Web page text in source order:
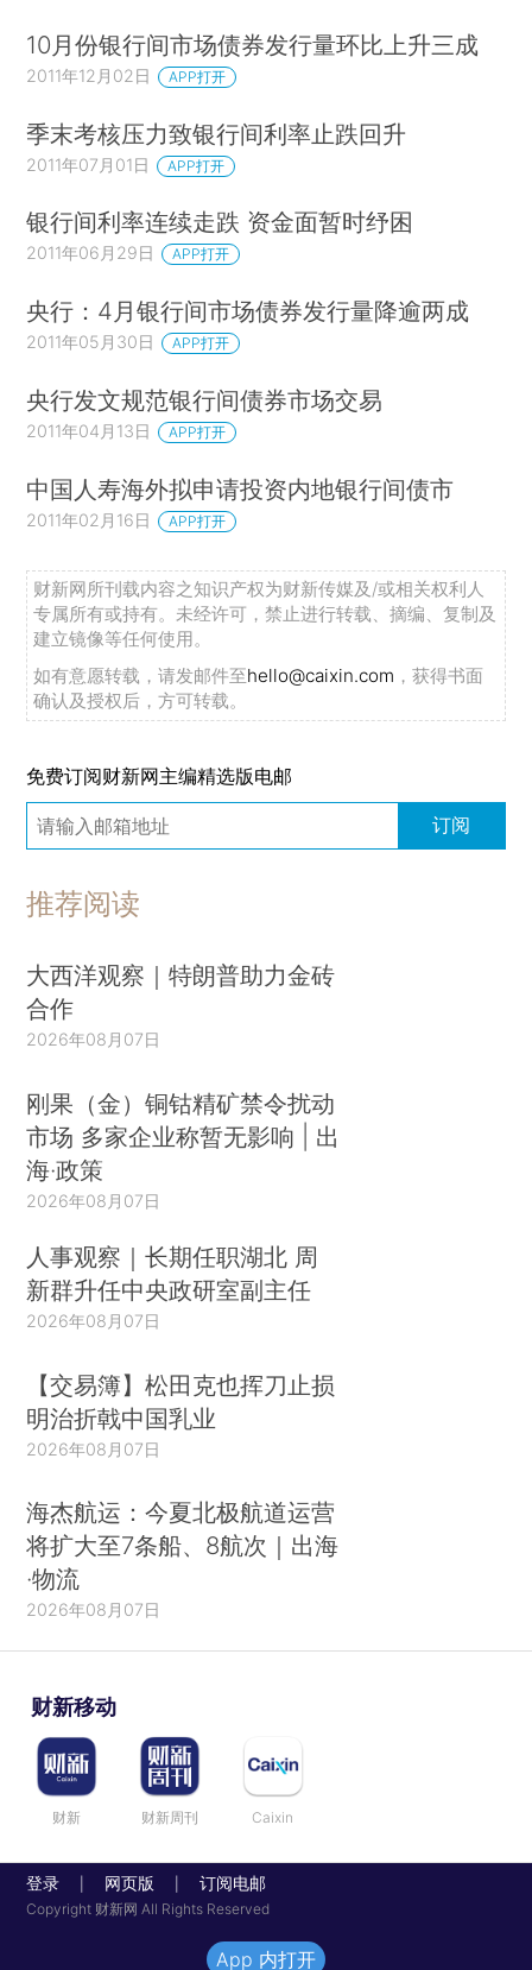
10月份银行间市场债券发行量环比上升三成
2011年12月02日 APP打开
季末考核压力致银行间利率止跌回升
2011年07月01日 APP打开
银行间利率连续走跌 资金面暂时纾困
2011年06月29日 APP打开
央行：4月银行间市场债券发行量降逾两成
2011年05月30日 APP打开
央行发文规范银行间债券市场交易
2011年04月13日 APP打开
中国人寿海外拟申请投资内地银行间债市
2011年02月16日 APP打开
财新网所刊载内容之知识产权为财新传媒及/或相关权利人
专属所有或持有。未经许可，禁止进行转载、摘编、复制及
建立镜像等任何使用。
如有意愿转载，请发邮件至hello@caixin.com ，获得书面
确认及授权后，方可转载。
免费订阅财新网主编精选版电邮
订阅
推荐阅读
大西洋观察｜特朗普助力金砖
合作
2026年08月07日
刚果（金）铜钴精矿禁令扰动
市场 多家企业称暂无影响 | 出
海·政策
2026年08月07日
人事观察｜长期任职湖北 周
新群升任中央政研室副主任
2026年08月07日
【交易簿】松田克也挥刀止损
明治折戟中国乳业
2026年08月07日
海杰航运：今夏北极航道运营
将扩大至7条船、8航次｜出海
·物流
2026年08月07日
财新移动
财新 财新周刊 Caixin
登录 网页版 订阅电邮
Copyright 财新网 All Rights Reserved
App 内打开